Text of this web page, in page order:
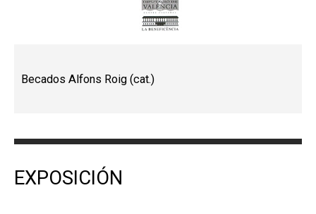
Becados Alfons Roig (cat.)
EXPOSICIÓN